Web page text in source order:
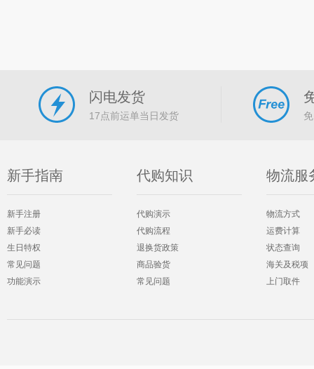
闪电发货
17点前运单当日发货
新手指南
新手注册
新手必读
生日特权
常见问题
功能演示
代购知识
代购演示
代购流程
退换货政策
商品验货
常见问题
物流服
物流方式
运费计算
状态查询
海关及税项
上门取件